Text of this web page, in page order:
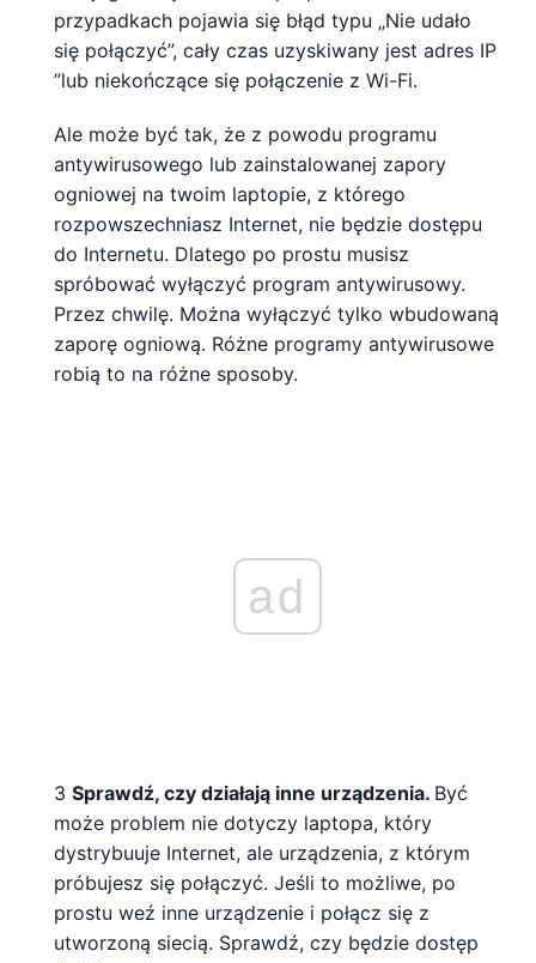
przypadkach pojawia się błąd typu „Nie udało
się połączyć”, cały czas uzyskiwany jest adres IP
”lub niekończące się połączenie z Wi-Fi.
Ale może być tak, że z powodu programu
antywirusowego lub zainstalowanej zapory
ogniowej na twoim laptopie, z którego
rozpowszechniasz Internet, nie będzie dostępu
do Internetu. Dlatego po prostu musisz
spróbować wyłączyć program antywirusowy.
Przez chwilę. Można wyłączyć tylko wbudowaną
zaporę ogniową. Różne programy antywirusowe
robią to na różne sposoby.
ad
3 Sprawdź, czy działają inne urządzenia. Być
może problem nie dotyczy laptopa, który
dystrybuuje Internet, ale urządzenia, z którym
próbujesz się połączyć. Jeśli to możliwe, po
prostu weź inne urządzenie i połącz się z
utworzoną siecią. Sprawdź, czy będzie dostęp